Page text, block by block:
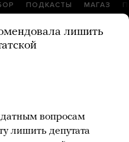
ПОДКАСТЫ МАГАЗ
лишить
вопросам
лишить депутата